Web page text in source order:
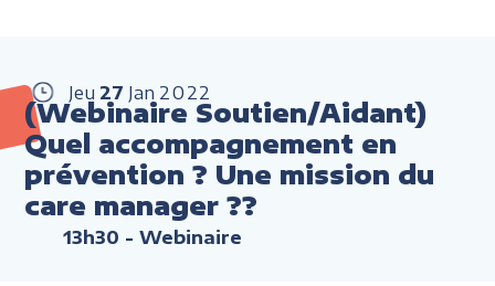
Jeu 27 Jan 2022
(Webinaire Soutien/Aidant)
Quel accompagnement en
prévention ? Une mission du
care manager ??
13h30 - Webinaire